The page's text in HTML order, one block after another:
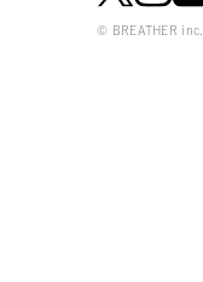
© BREATHER inc.